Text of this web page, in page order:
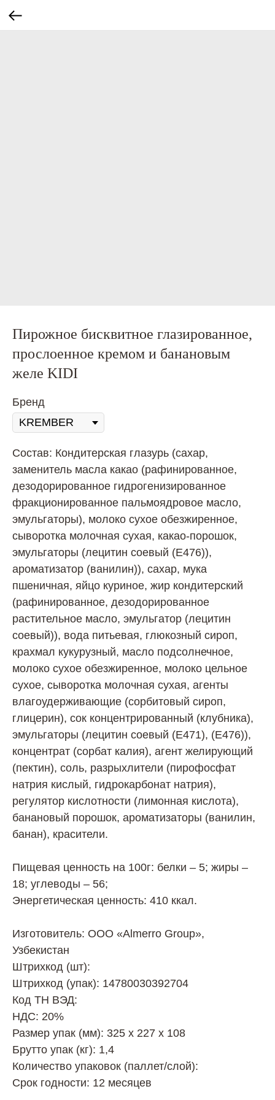
Пирожное бисквитное глазированное,
прослоенное кремом и банановым
желе KIDI
Бренд
Состав: Кондитерская глазурь (сахар,
заменитель масла какао (рафинированное,
дезодорированное гидрогенизированное
фракционированное пальмоядровое масло,
эмульгаторы), молоко сухое обезжиренное,
сыворотка молочная сухая, какао-порошок,
эмульгаторы (лецитин соевый (Е476)),
ароматизатор (ванилин)), сахар, мука
пшеничная, яйцо куриное, жир кондитерский
(рафинированное, дезодорированное
растительное масло, эмульгатор (лецитин
соевый)), вода питьевая, глюкозный сироп,
крахмал кукурузный, масло подсолнечное,
молоко сухое обезжиренное, молоко цельное
сухое, сыворотка молочная сухая, агенты
влагоудерживающие (сорбитовый сироп,
глицерин), сок концентрированный (клубника),
эмульгаторы (лецитин соевый (Е471), (Е476)),
концентрат (сорбат калия), агент желирующий
(пектин), соль, разрыхлители (пирофосфат
натрия кислый, гидрокарбонат натрия),
регулятор кислотности (лимонная кислота),
банановый порошок, ароматизаторы (ванилин,
банан), красители.
Пищевая ценность на 100г: белки – 5; жиры –
18; углеводы – 56;
Энергетическая ценность: 410 ккал.
Изготовитель: ООО «Almerro Group»,
Узбекистан
Штрихкод (шт):
Штрихкод (упак): 14780030392704
Код ТН ВЭД:
НДС: 20%
Размер упак (мм): 325 х 227 х 108
Брутто упак (кг): 1,4
Количество упаковок (паллет/слой):
Срок годности: 12 месяцев